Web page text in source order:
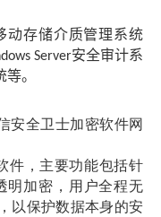
动存储介质管理系统
Server安全审计系
。
安全卫士加密软件网
件，主要功能包括针
明加密，用户全程无
以保护数据本身的安